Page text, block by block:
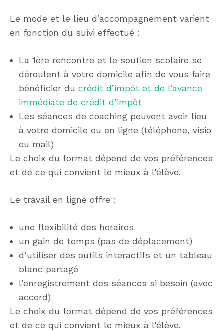
Le mode et le lieu d’accompagnement varient
en fonction du suivi effectué :
La 1ère rencontre et le soutien scolaire se
déroulent à votre domicile afin de vous faire
bénéficier du crédit d’impôt et de l’avance
immédiate de crédit d’impôt
Les séances de coaching peuvent avoir lieu
à votre domicile ou en ligne (téléphone, visio
ou mail)
Le choix du format dépend de vos préférences
et de ce qui convient le mieux à l’élève.
Le travail en ligne offre :
une flexibilité des horaires
un gain de temps (pas de déplacement)
d’utiliser des outils interactifs et un tableau
blanc partagé
l’enregistrement des séances si besoin (avec
accord)
Le choix du format dépend de vos préférences
et de ce qui convient le mieux à l’élève.